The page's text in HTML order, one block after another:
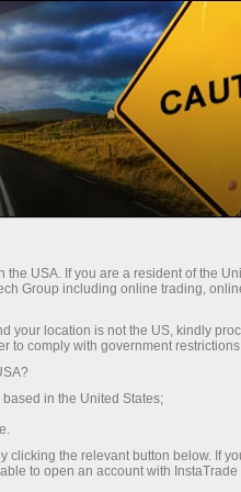
تجارتی پلیٹ فارم
نئے تاجروں کے لیے
کس طرح کھولیں ؟
اصل تجارتی اکاونٹ
کی مدد سے فاریکس
انسٹرومنٹ میں تجارت
کرنا ہوگا ؟
USA. If you are a resident of the
Group including online trading,
your location is not the US, kindly
to comply with government
in the United States;
clicking the relevant button below. If
to open an account with InstaTrade